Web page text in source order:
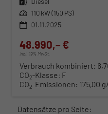
Leistung 110 kW (150 PS)
01.11.2025
48.990,– €
incl. 19% MwSt.
Verbrauch kombiniert:
CO2-Klasse: F
CO2-Emissionen: 175,00
Datensätze pro Seite: